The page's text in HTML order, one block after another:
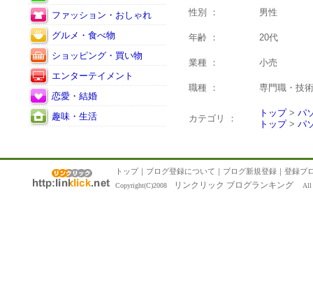
ファッション・おしゃれ
グルメ・食べ物
ショッピング・買い物
エンターテイメント
恋愛・結婚
趣味・生活
性別 ： 男性
年齢 ： 20代
業種 ： 小売
職種 ： 専門職・技
カテゴリ ：
トップ> パ
トップ> パ
トップ｜ ブログ登録について ｜ ブログ新規登録 ｜ 登録ブ
Copyright(C)2008 リンクリック ブログランキング All